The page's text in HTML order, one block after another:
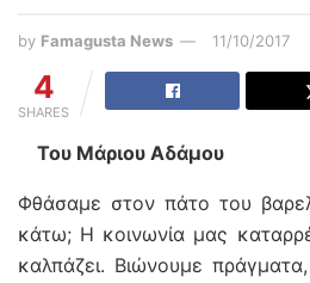
by Famagusta News 11/10/2017
4
SHARES
Του Μάριου Αδάμου
Φθάσαμε στον πάτο του
κάτω; Η κοινωνία μας
καλπάζει. Βιώνουμε